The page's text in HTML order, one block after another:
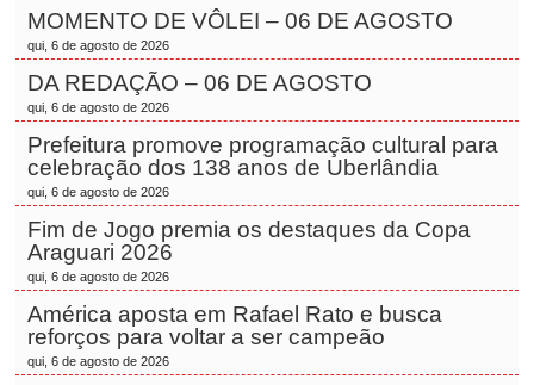
MOMENTO DE VÔLEI – 06 DE AGOSTO
qui, 6 de agosto de 2026
DA REDAÇÃO – 06 DE AGOSTO
qui, 6 de agosto de 2026
Prefeitura promove programação cultural para
celebração dos 138 anos de Uberlândia
qui, 6 de agosto de 2026
Fim de Jogo premia os destaques da Copa
Araguari 2026
qui, 6 de agosto de 2026
América aposta em Rafael Rato e busca
reforços para voltar a ser campeão
qui, 6 de agosto de 2026